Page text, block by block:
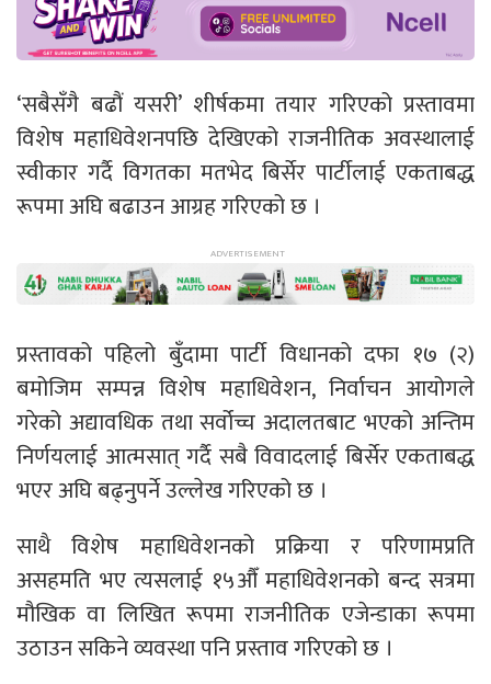
‘सबैसँगै बढौं यसरी’ शीर्षकमा तयार गरिएको प्रस्तावमा
विशेष महाधिवेशनपछि देखिएको राजनीतिक अवस्थालाई
स्वीकार गर्दै विगतका मतभेद बिर्सेर पार्टीलाई एकताबद्ध
रूपमा अघि बढाउन आग्रह गरिएको छ ।
प्रस्तावको पहिलो बुँदामा पार्टी विधानको दफा १७ (२)
बमोजिम सम्पन्न विशेष महाधिवेशन, निर्वाचन आयोगले
गरेको अद्यावधिक तथा सर्वोच्च अदालतबाट भएको अन्तिम
निर्णयलाई आत्मसात् गर्दै सबै विवादलाई बिर्सेर एकताबद्ध
भएर अघि बढ्नुपर्ने उल्लेख गरिएको छ ।
साथै विशेष महाधिवेशनको प्रक्रिया र परिणामप्रति
असहमति भए त्यसलाई १५औँ महाधिवेशनको बन्द सत्रमा
मौखिक वा लिखित रूपमा राजनीतिक एजेन्डाका रूपमा
उठाउन सकिने व्यवस्था पनि प्रस्ताव गरिएको छ ।